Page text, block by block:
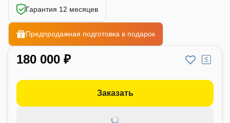
Гарантия 12 месяцев
Предпродажная подготовка в подарок
180 000 ₽
Заказать